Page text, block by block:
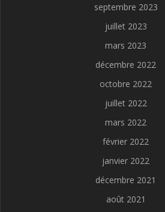
septembre 2023
juillet 2023
mars 2023
décembre 2022
octobre 2022
juillet 2022
mars 2022
février 2022
janvier 2022
décembre 2021
août 2021